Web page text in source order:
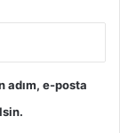
adım, e-posta